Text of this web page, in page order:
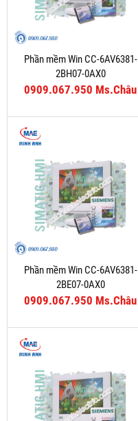
Phần mềm Win CC-6AV6381-
2BH07-0AX0
0909.067.950 Ms.Châu
Phần mềm Win CC-6AV6381-
2BE07-0AX0
0909.067.950 Ms.Châu